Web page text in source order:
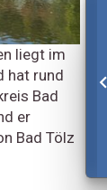
liegt im
hat rund
Bad
er
Bad Tölz